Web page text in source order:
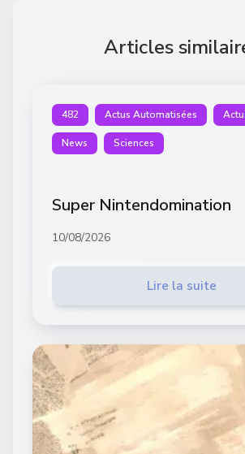
Articles
482 Actus Automatisées
News Sciences
Super Nintendomination
10/08/2026
Lire la suite